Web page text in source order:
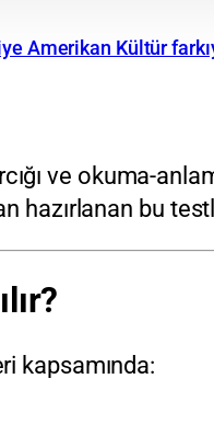
Amerikan Kültür
ve okuma-
hazırlanan bu
kapsamında: